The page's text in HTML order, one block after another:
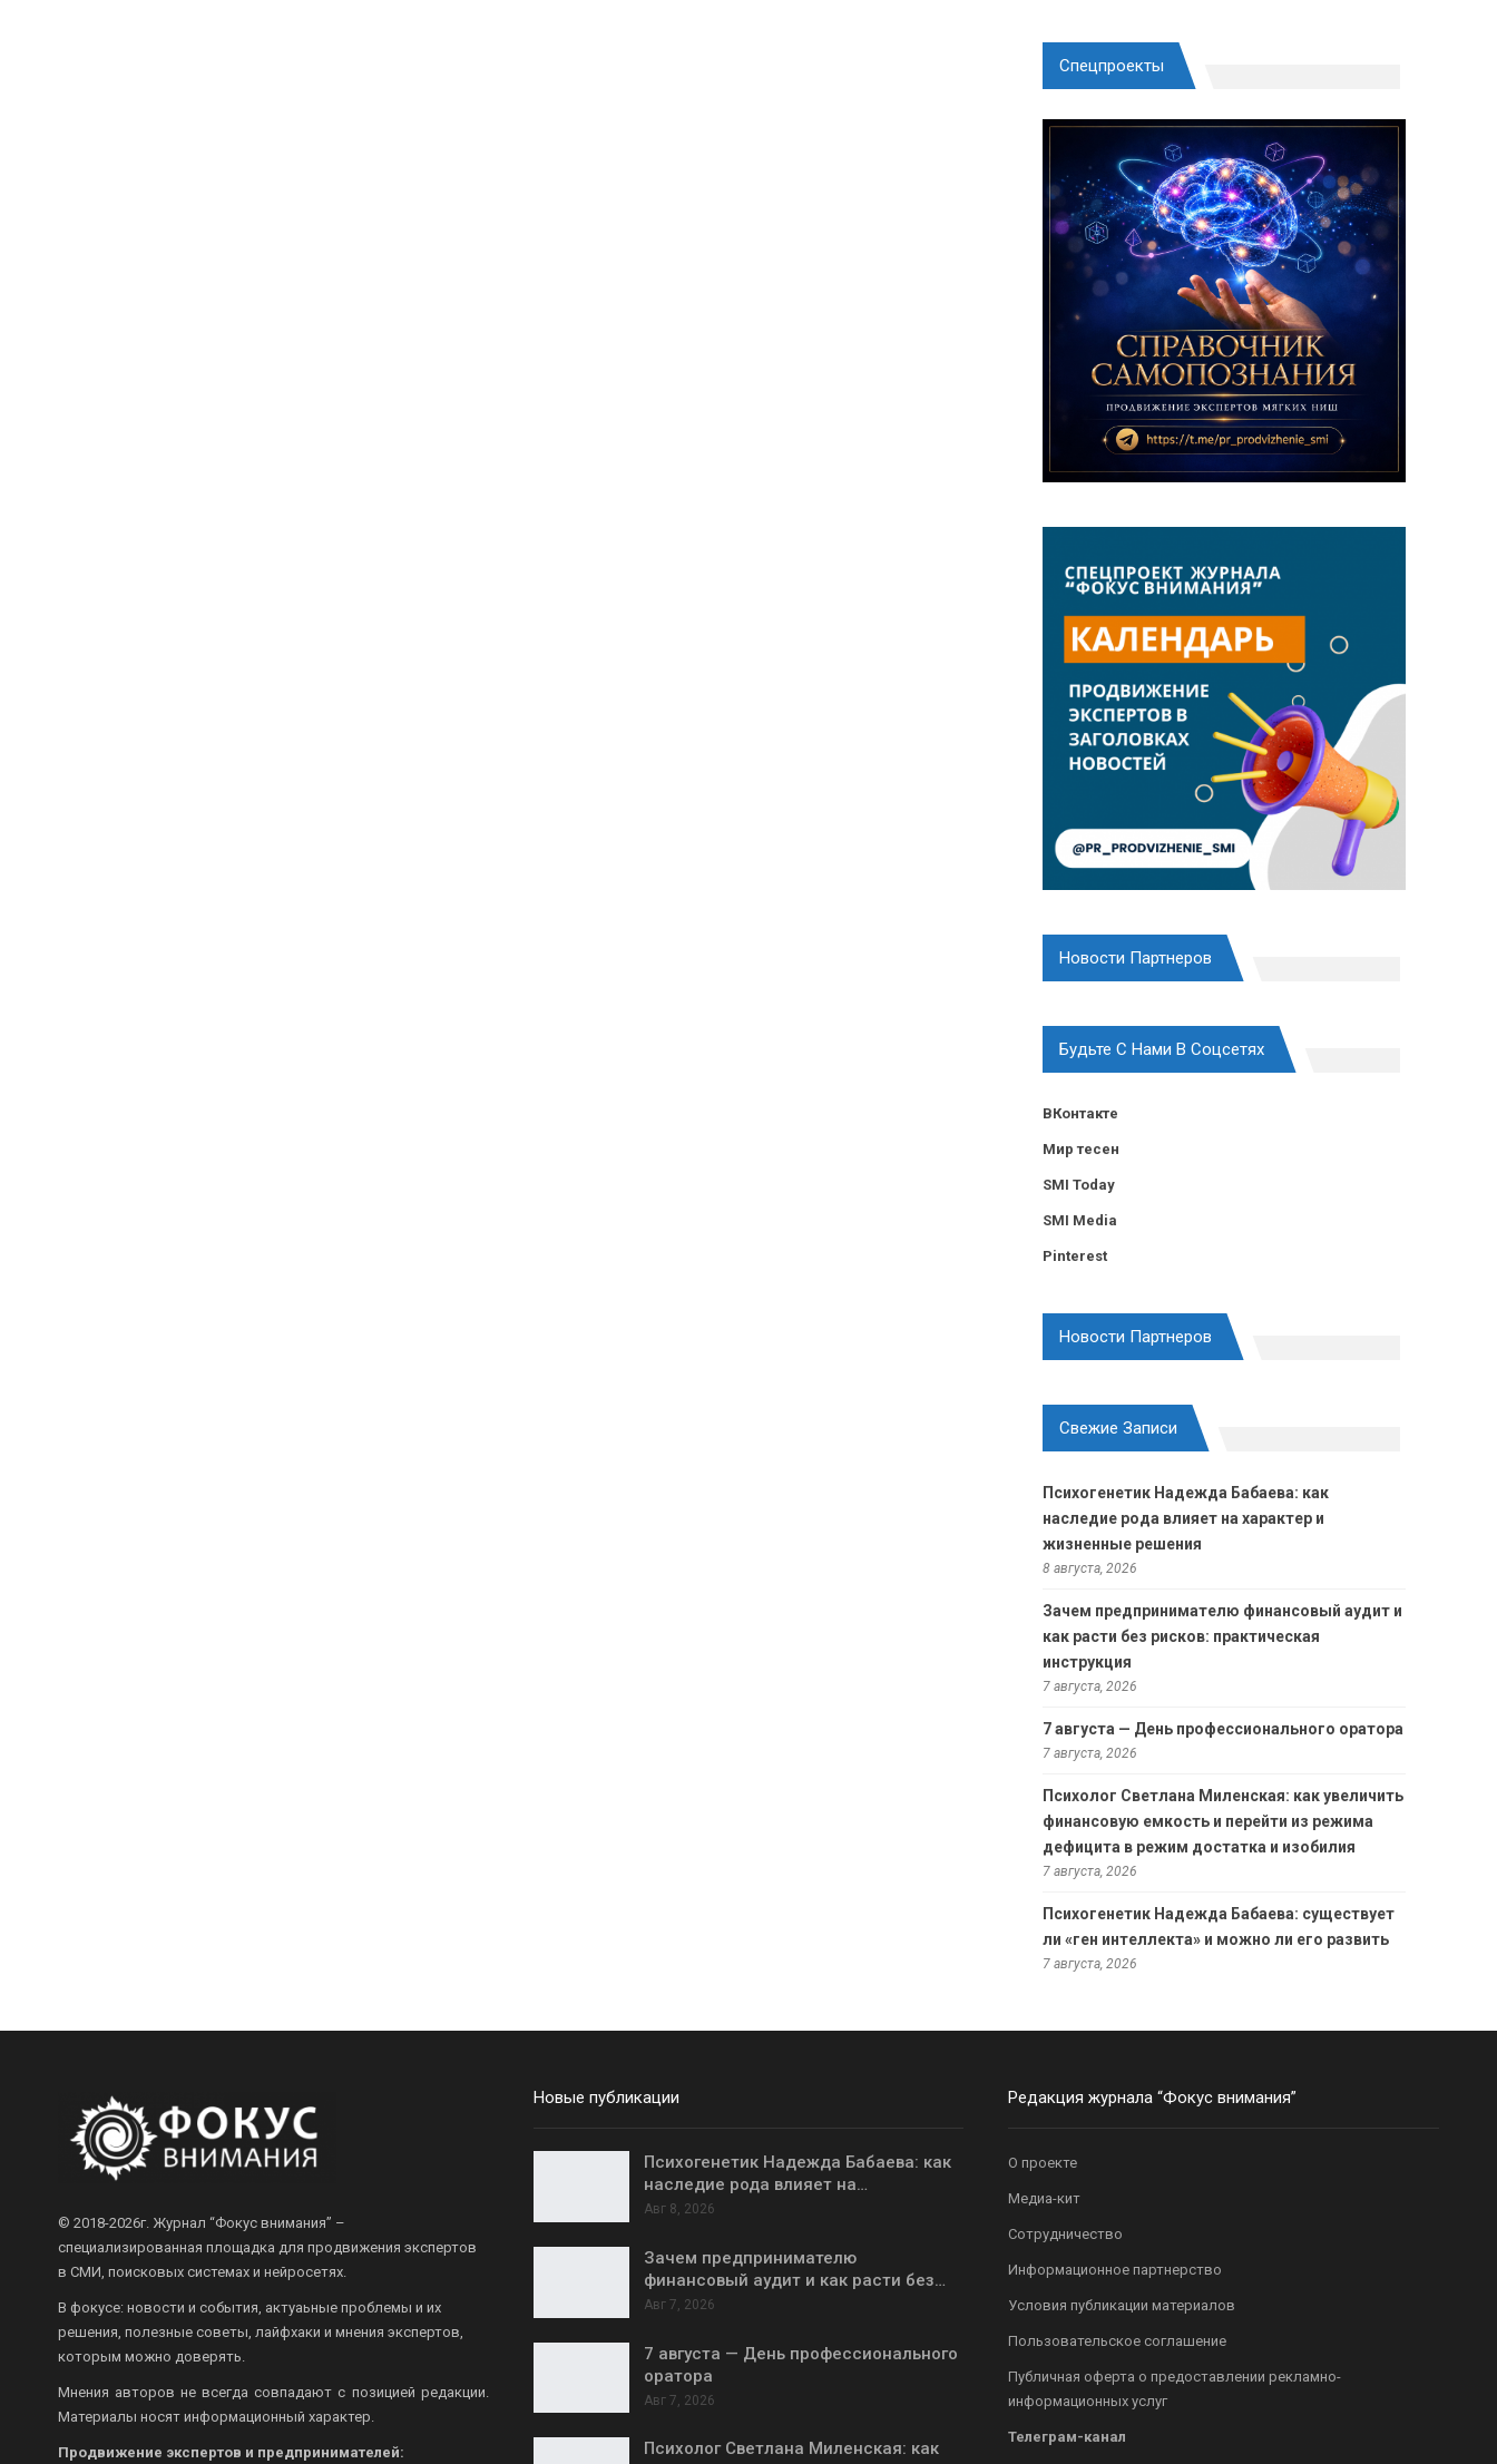
Спецпроекты
Новости Партнеров
Будьте С Нами В Соцсетях
ВКонтакте
Мир тесен
SMI Today
SMI Media
Pinterest
Новости Партнеров
Свежие Записи
Психогенетик Надежда Бабаева: как
наследие рода влияет на характер и
жизненные решения
8 августа, 2026
Зачем предпринимателю финансовый аудит и
как расти без рисков: практическая
инструкция
7 августа, 2026
7 августа — День профессионального оратора
7 августа, 2026
Психолог Светлана Миленская: как увеличить
финансовую емкость и перейти из режима
дефицита в режим достатка и изобилия
7 августа, 2026
Психогенетик Надежда Бабаева: существует
ли «ген интеллекта» и можно ли его развить
7 августа, 2026
© 2018-2026г. Журнал “Фокус внимания” –
специализированная площадка для продвижения экспертов
в СМИ, поисковых системах и нейросетях.
В фокусе: новости и события, актуаьные проблемы и их
решения, полезные советы, лайфхаки и мнения экспертов,
которым можно доверять.
Мнения авторов не всегда совпадают с позицией редакции.
Материалы носят информационный характер.
Продвижение экспертов и предпринимателей:
Новые публикации
Психогенетик Надежда Бабаева: как
наследие рода влияет на…
Авг 8, 2026
Зачем предпринимателю
финансовый аудит и как расти без…
Авг 7, 2026
7 августа — День профессионального
оратора
Авг 7, 2026
Психолог Светлана Миленская: как
Редакция журнала “Фокус внимания”
О проекте
Медиа-кит
Сотрудничество
Информационное партнерство
Условия публикации материалов
Пользовательское соглашение
Публичная оферта о предоставлении рекламно-
информационных услуг
Телеграм-канал